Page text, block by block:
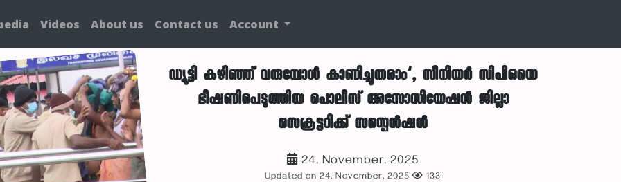
Videos About us Contact us Account
ഡ്യൂട്ടി കഴിഞ്ഞ് വരുമ്പോൾ കാണിച്ചുതരാം’, സീനിയർ സിപിഒയെ
ഭീഷണിപെടുത്തിയ പൊലീസ് അസോസിയേഷൻ ജില്ലാ
സെക്രട്ടറിക്ക് സസ്പെൻഷൻ
24, November, 2025
Updated on 24, November, 2025 133